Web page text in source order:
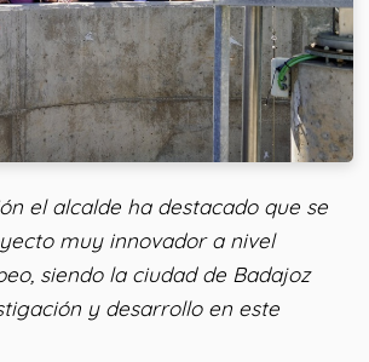
el alcalde ha destacado que se
muy innovador a nivel
siendo la ciudad de Badajoz
y desarrollo en este